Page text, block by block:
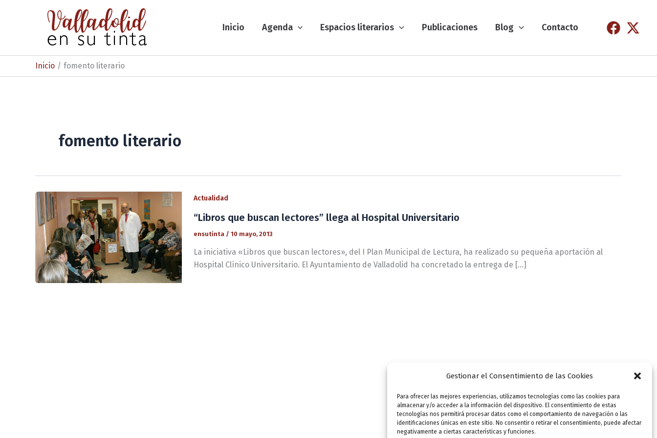
Gestionar el Consentimiento de las Cookies
Para ofrecer las mejores experiencias, utilizamos tecnologías como las cookies para
almacenar y/o acceder a la información del dispositivo. El consentimiento de estas
tecnologías nos permitirá procesar datos como el comportamiento de navegación o las
identificaciones únicas en este sitio. No consentir o retirar el consentimiento, puede afectar
negativamente a ciertas características y funciones.
Inicio Agenda Espacios literarios Publicaciones Blog Contacto
Inicio fomento literario
fomento literario
Actualidad
“Libros que buscan lectores” llega al Hospital Universitario
ensutinta / 10 mayo, 2013
La iniciativa «Libros que buscan lectores», del I Plan Municipal de Lectura, ha realizado su pequeña aportación al
Hospital Clínico Universitario. El Ayuntamiento de Valladolid ha concretado la entrega de […]